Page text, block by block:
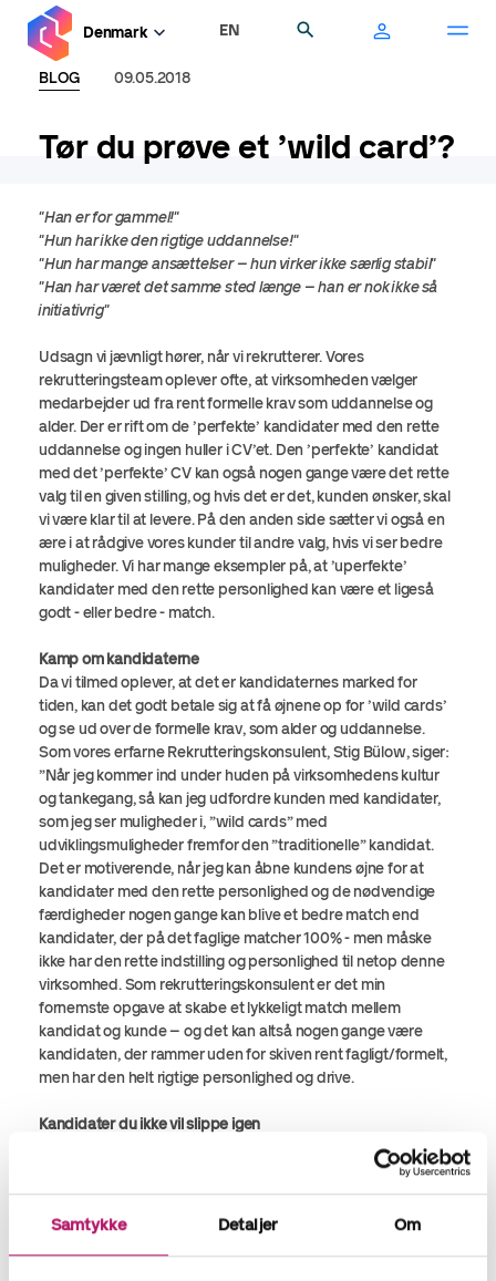
Samtykke Detaljer Om
hovedindhold
Denmark EN
BLOG 09.05.2018
Tør du prøve et ’wild card’?
"Han er for gammel!"
"Hun har ikke den rigtige uddannelse!"
"Hun har mange ansættelser – hun virker ikke særlig stabil"
"Han har været det samme sted længe – han er nok ikke så
initiativrig"
Udsagn vi jævnligt hører, når vi rekrutterer. Vores
rekrutteringsteam oplever ofte, at virksomheden vælger
medarbejder ud fra rent formelle krav som uddannelse og
alder. Der er rift om de ’perfekte’ kandidater med den rette
uddannelse og ingen huller i CV’et. Den ’perfekte’ kandidat
med det ’perfekte’ CV kan også nogen gange være det rette
valg til en given stilling, og hvis det er det, kunden ønsker, skal
vi være klar til at levere. På den anden side sætter vi også en
ære i at rådgive vores kunder til andre valg, hvis vi ser bedre
muligheder. Vi har mange eksempler på, at ’uperfekte’
kandidater med den rette personlighed kan være et ligeså
godt - eller bedre - match.
Kamp om kandidaterne
Da vi tilmed oplever, at det er kandidaternes marked for
tiden, kan det godt betale sig at få øjnene op for ’wild cards’
og se ud over de formelle krav, som alder og uddannelse.
Som vores erfarne Rekrutteringskonsulent, Stig Bülow, siger:
”Når jeg kommer ind under huden på virksomhedens kultur
og tankegang, så kan jeg udfordre kunden med kandidater,
som jeg ser muligheder i, ”wild cards” med
udviklingsmuligheder fremfor den ”traditionelle” kandidat.
Det er motiverende, når jeg kan åbne kundens øjne for at
kandidater med den rette personlighed og de nødvendige
færdigheder nogen gange kan blive et bedre match end
kandidater, der på det faglige matcher 100% - men måske
ikke har den rette indstilling og personlighed til netop denne
virksomhed. Som rekrutteringskonsulent er det min
fornemste opgave at skabe et lykkeligt match mellem
kandidat og kunde – og det kan altså nogen gange være
kandidaten, der rammer uden for skiven rent fagligt/formelt,
men har den helt rigtige personlighed og drive.
Kandidater du ikke vil slippe igen
Jeg har adskillige eksempler på, at de virksomheder der tør
gribe chancen og vælge de ’skæve’ kandidater med de
mange ansættelser; den forkerte uddannelse eller alder, har
fået medarbejdere de slet ikke vil slippe igen! Et eksempel er,
da jeg skulle rekruttere en bogholder til et konsulenthus i